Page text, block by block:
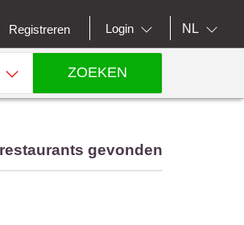
Registreren Login NL
ZOEKEN
gevonden